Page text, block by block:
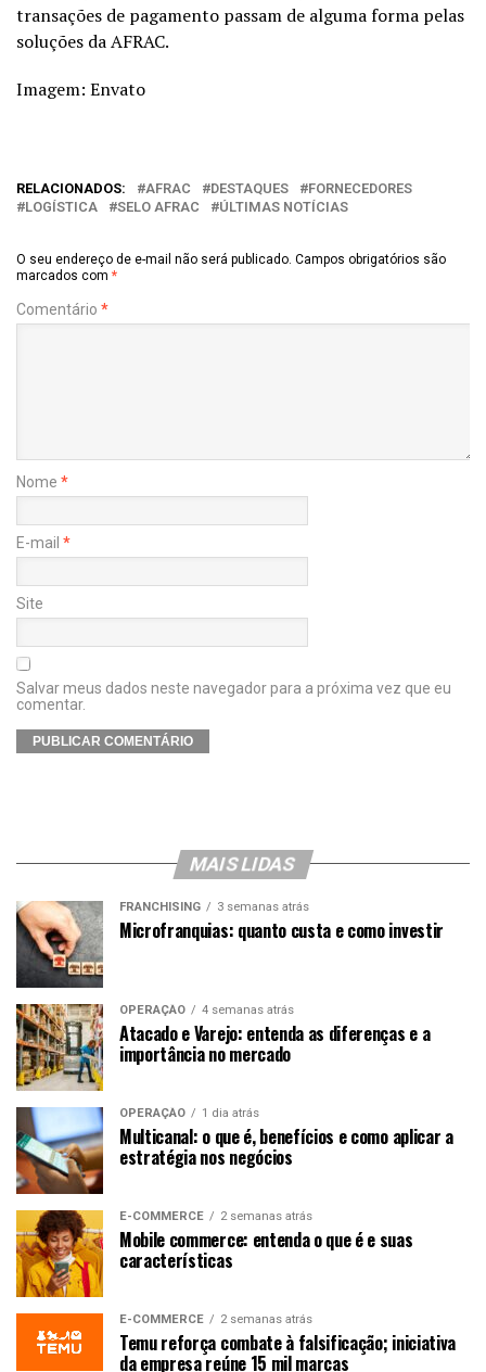
transações de pagamento passam de alguma forma pelas
soluções da AFRAC.
Imagem: Envato
RELACIONADOS: AFRAC DESTAQUES
FORNECEDORES
LOGÍSTICA
SELO AFRAC ÚLTIMAS NOTÍCIAS
O seu endereço de e-mail não será publicado. Campos obrigatórios são
marcados com *
Comentário *
Nome *
E-mail *
Site
Salvar meus dados neste navegador para a próxima vez que eu
comentar.
MAIS LIDAS
FRANCHISING 3 semanas atrás
Microfranquias: quanto custa e como investir
OPERAÇÃO 4 semanas atrás
Atacado e Varejo: entenda as diferenças e a
importância no mercado
OPERAÇÃO 1 dia atrás
Multicanal: o que é, benefícios e como aplicar a
estratégia nos negócios
E-COMMERCE 2 semanas atrás
Mobile commerce: entenda o que é e suas
características
E-COMMERCE 2 semanas atrás
Temu reforça combate à falsificação; iniciativa
da empresa reúne 15 mil marcas